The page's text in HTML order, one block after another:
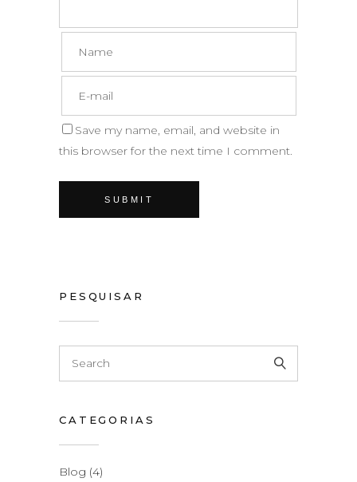
Save my name, email, and website in
this browser for the next time I comment.
PESQUISAR
CATEGORIAS
Blog (4)